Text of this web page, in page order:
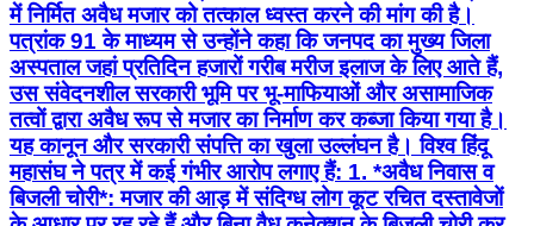
में निर्मित अवैध मजार को तत्काल ध्वस्त करने की मांग की है।
पत्रांक 91 के माध्यम से उन्होंने कहा कि जनपद का मुख्य जिला
अस्पताल जहां प्रतिदिन हजारों गरीब मरीज इलाज के लिए आते हैं,
उस संवेदनशील सरकारी भूमि पर भू-माफियाओं और असामाजिक
तत्वों द्वारा अवैध रूप से मजार का निर्माण कर कब्जा किया गया है।
यह कानून और सरकारी संपत्ति का खुला उल्लंघन है। विश्व हिंदू
महासंघ ने पत्र में कई गंभीर आरोप लगाए हैं: 1. *अवैध निवास व
बिजली चोरी*: मजार की आड़ में संदिग्ध लोग कूट रचित दस्तावेजों